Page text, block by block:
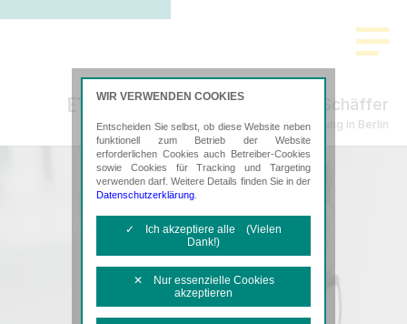
Bachtenkirch-Sujata Berke Schäffer
Steuerberatung in Berlin
WIR VERWENDEN COOKIES
Entscheiden Sie selbst, ob diese Website neben
funktionell zum Betrieb der Website
erforderlichen Cookies auch Betreiber-Cookies
sowie Cookies für Tracking und Targeting
verwenden darf. Weitere Details finden Sie in der
Datenschutzerklärung
✓ Ich akzeptiere alle (Vielen
Dank!)
✕ Nur essenzielle Cookies
akzeptieren